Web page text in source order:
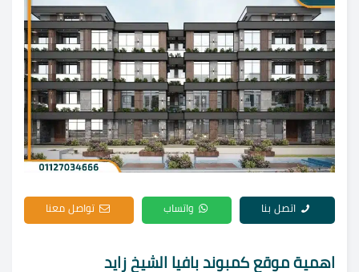
اتصل بنا واتساب تواصل معنا
اهمية موقع كمبوند بافيا الشيخ زايد